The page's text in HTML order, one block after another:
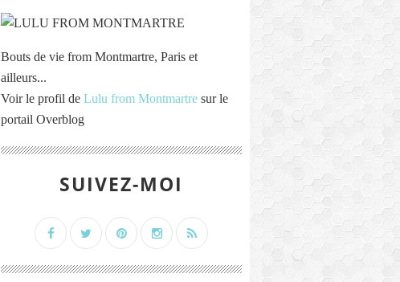
Bouts de vie from Montmartre, Paris et
ailleurs...
Voir le profil de Lulu from Montmartre sur le
portail Overblog
SUIVEZ-MOI